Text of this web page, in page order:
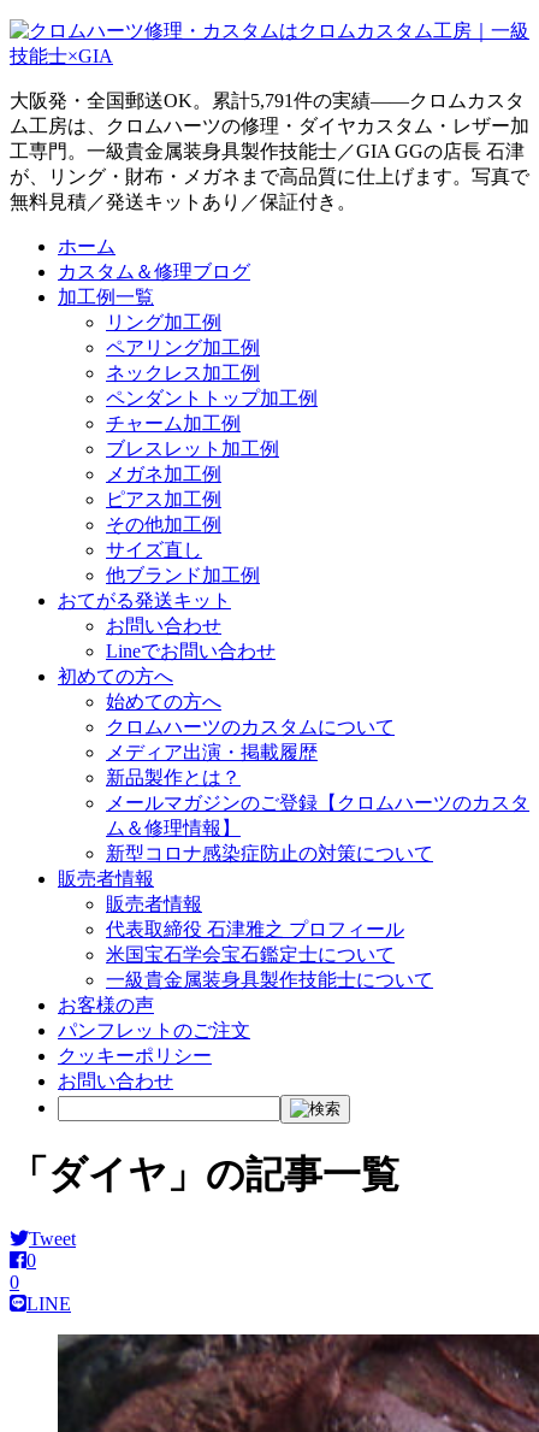
大阪発・全国郵送OK。累計5,791件の実績——クロムカスタ
ム工房は、クロムハーツの修理・ダイヤカスタム・レザー加
工専門。一級貴金属装身具製作技能士／GIA GGの店長 石津
が、リング・財布・メガネまで高品質に仕上げます。写真で
無料見積／発送キットあり／保証付き。
ホーム
カスタム＆修理ブログ
加工例一覧
リング加工例
ペアリング加工例
ネックレス加工例
ペンダントトップ加工例
チャーム加工例
ブレスレット加工例
メガネ加工例
ピアス加工例
その他加工例
サイズ直し
他ブランド加工例
おてがる発送キット
お問い合わせ
Lineでお問い合わせ
初めての方へ
始めての方へ
クロムハーツのカスタムについて
メディア出演・掲載履歴
新品製作とは？
メールマガジンのご登録【クロムハーツのカスタ
ム＆修理情報】
新型コロナ感染症防止の対策について
販売者情報
販売者情報
代表取締役 石津雅之 プロフィール
米国宝石学会宝石鑑定士について
一級貴金属装身具製作技能士について
お客様の声
パンフレットのご注文
クッキーポリシー
お問い合わせ
「ダイヤ」の記事一覧
Tweet
0
0
LINE